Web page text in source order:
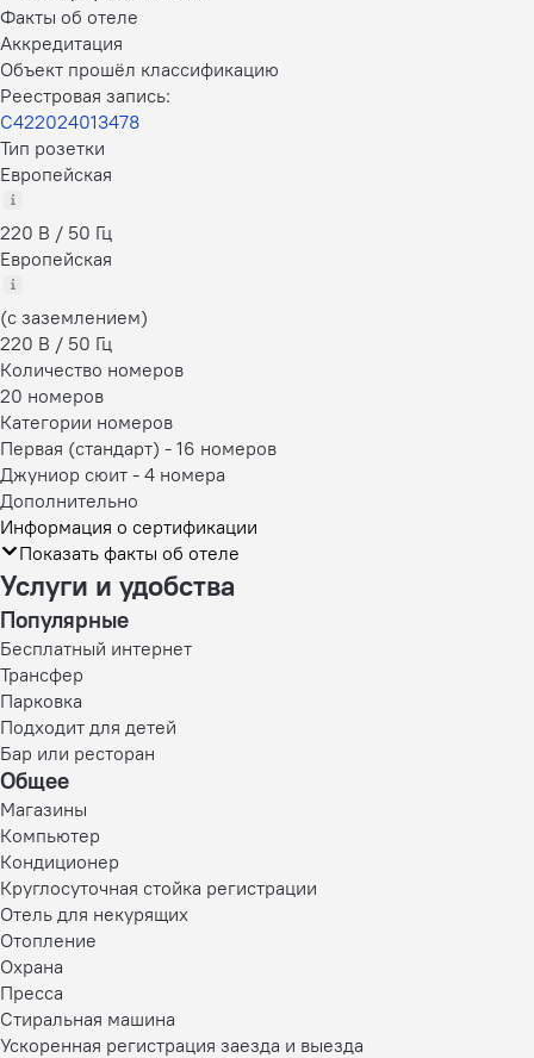
Факты об отеле
Аккредитация
Объект прошёл классификацию
Реестровая запись:
С422024013478
Тип розетки
Европейская
220 В / 50 Гц
Европейская
(с заземлением)
220 В / 50 Гц
Количество номеров
20 номеров
Категории номеров
Первая (стандарт) - 16 номеров
Джуниор сюит - 4 номера
Дополнительно
Информация о сертификации
Показать факты об отеле
Услуги и удобства
Популярные
Бесплатный интернет
Трансфер
Парковка
Подходит для детей
Бар или ресторан
Общее
Магазины
Компьютер
Кондиционер
Круглосуточная стойка регистрации
Отель для некурящих
Отопление
Охрана
Пресса
Стиральная машина
Ускоренная регистрация заезда и выезда